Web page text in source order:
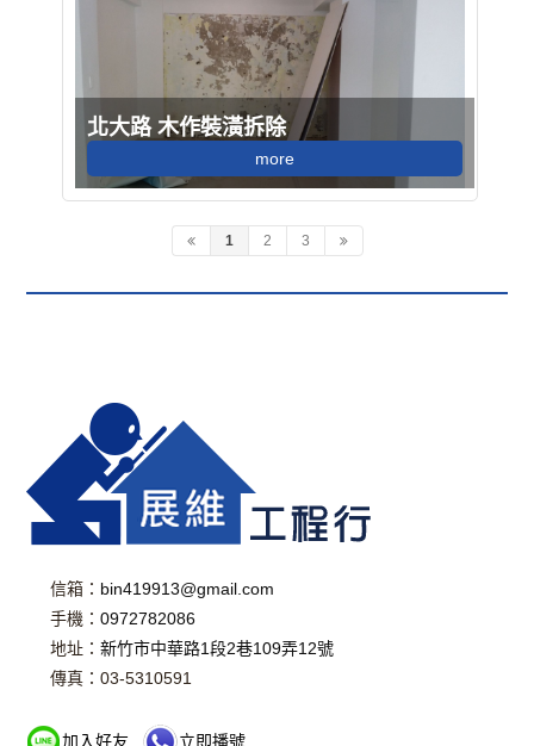
北大路 木作裝潢拆除
more
1 2 3
信箱： bin419913@gmail.com
手機：0972782086
地址：新竹市中華路1段2巷109弄12號
傳真：03-5310591
加入好友 立即播號